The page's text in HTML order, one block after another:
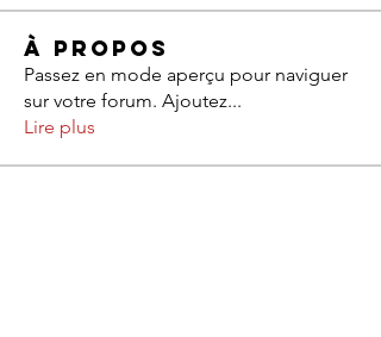
À propos
Passez en mode aperçu pour naviguer
sur votre forum. Ajoutez...
Lire plus